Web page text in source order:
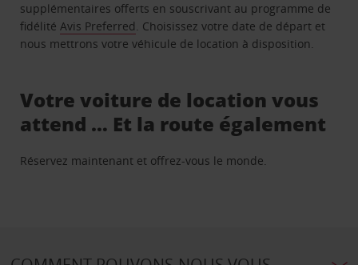
supplémentaires offerts en souscrivant au programme de
fidélitéAvis Preferred. Choisissez votre date de départ et
nous mettrons votre véhicule de location à disposition.
Votre voiture de location vous
attend … Et la route également
Réservez maintenant et offrez-vous le monde.